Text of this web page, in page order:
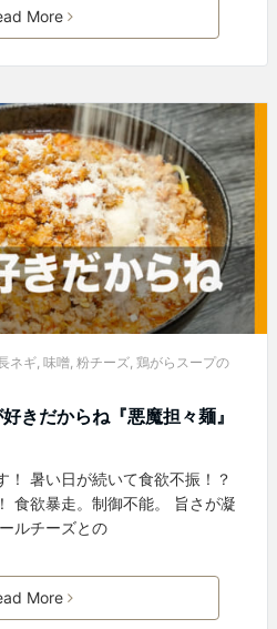
More
ネギ 味噌 粉チーズ 鶏がらスープの
きだからね『悪魔担々麺』
！ 暑い日が続いて食欲不振！？
食欲暴走。制御不能。 旨さが凝
ルチーズとの
More